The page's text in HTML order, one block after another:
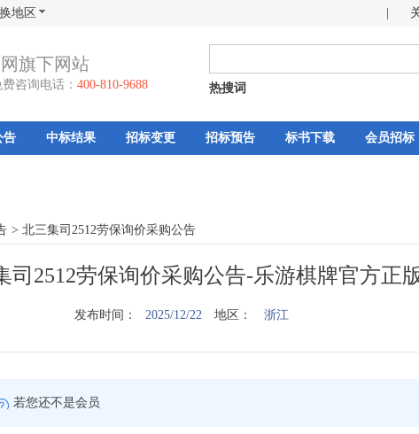
地区
旗下网站
咨询电话： 400-810-9688 热搜词
告 中标结果 招标变更 招标预告 标书下载 会员招标
> 北三集司2512劳保询价采购公告
司2512劳保询价采购公告-乐游棋牌官方正
发布时间： 2025/12/22 地区： 浙江
若您还不是会员